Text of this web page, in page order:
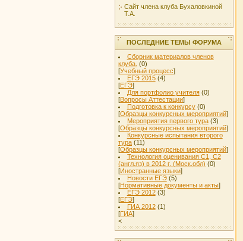
Сайт члена клуба Бухаловкиной
Т.А.
ПОСЛЕДНИЕ ТЕМЫ ФОРУМА
Сборник материалов членов
клуба. (0)
[Учебный процесс]
ЕГЭ 2015 (4)
[ЕГЭ]
Для портфолио учителя (0)
[Вопросы Аттестации]
Подготовка к конкурсу (0)
[Образцы конкурсных мероприятий]
Мероприятия первого тура (3)
[Образцы конкурсных мероприятий]
Конкурсные испытания второго
тура (11)
[Образцы конкурсных мероприятий]
Технология оценивания С1, С2
(англ.яз) в 2012 г. (Моск.обл) (0)
[Иностранные языки]
Новости ЕГЭ (5)
[Нормативные документы и акты]
ЕГЭ 2012 (3)
[ЕГЭ]
ГИА 2012 (1)
[ГИА]
<